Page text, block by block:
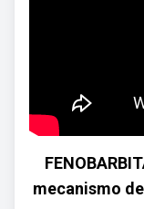
mecanismo